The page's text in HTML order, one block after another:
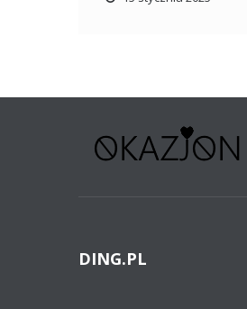
DING.PL